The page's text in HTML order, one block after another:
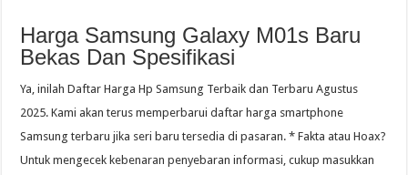
Harga Samsung Galaxy M01s Baru
Bekas Dan Spesifikasi
Ya, inilah Daftar Harga Hp Samsung Terbaik dan Terbaru Agustus
2025. Kami akan terus memperbarui daftar harga smartphone
Samsung terbaru jika seri baru tersedia di pasaran. * Fakta atau Hoax?
Untuk mengecek kebenaran penyebaran informasi, cukup masukkan